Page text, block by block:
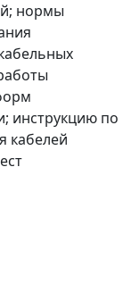
нормы
инструкцию по
кабелей